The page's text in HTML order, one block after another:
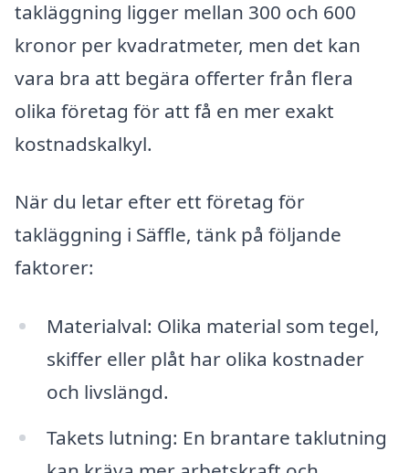
takläggning ligger mellan 300 och 600
kronor per kvadratmeter, men det kan
vara bra att begära offerter från flera
olika företag för att få en mer exakt
kostnadskalkyl.
När du letar efter ett företag för
takläggning i Säffle, tänk på följande
faktorer:
Materialval: Olika material som tegel,
skiffer eller plåt har olika kostnader
och livslängd.
Takets lutning: En brantare taklutning